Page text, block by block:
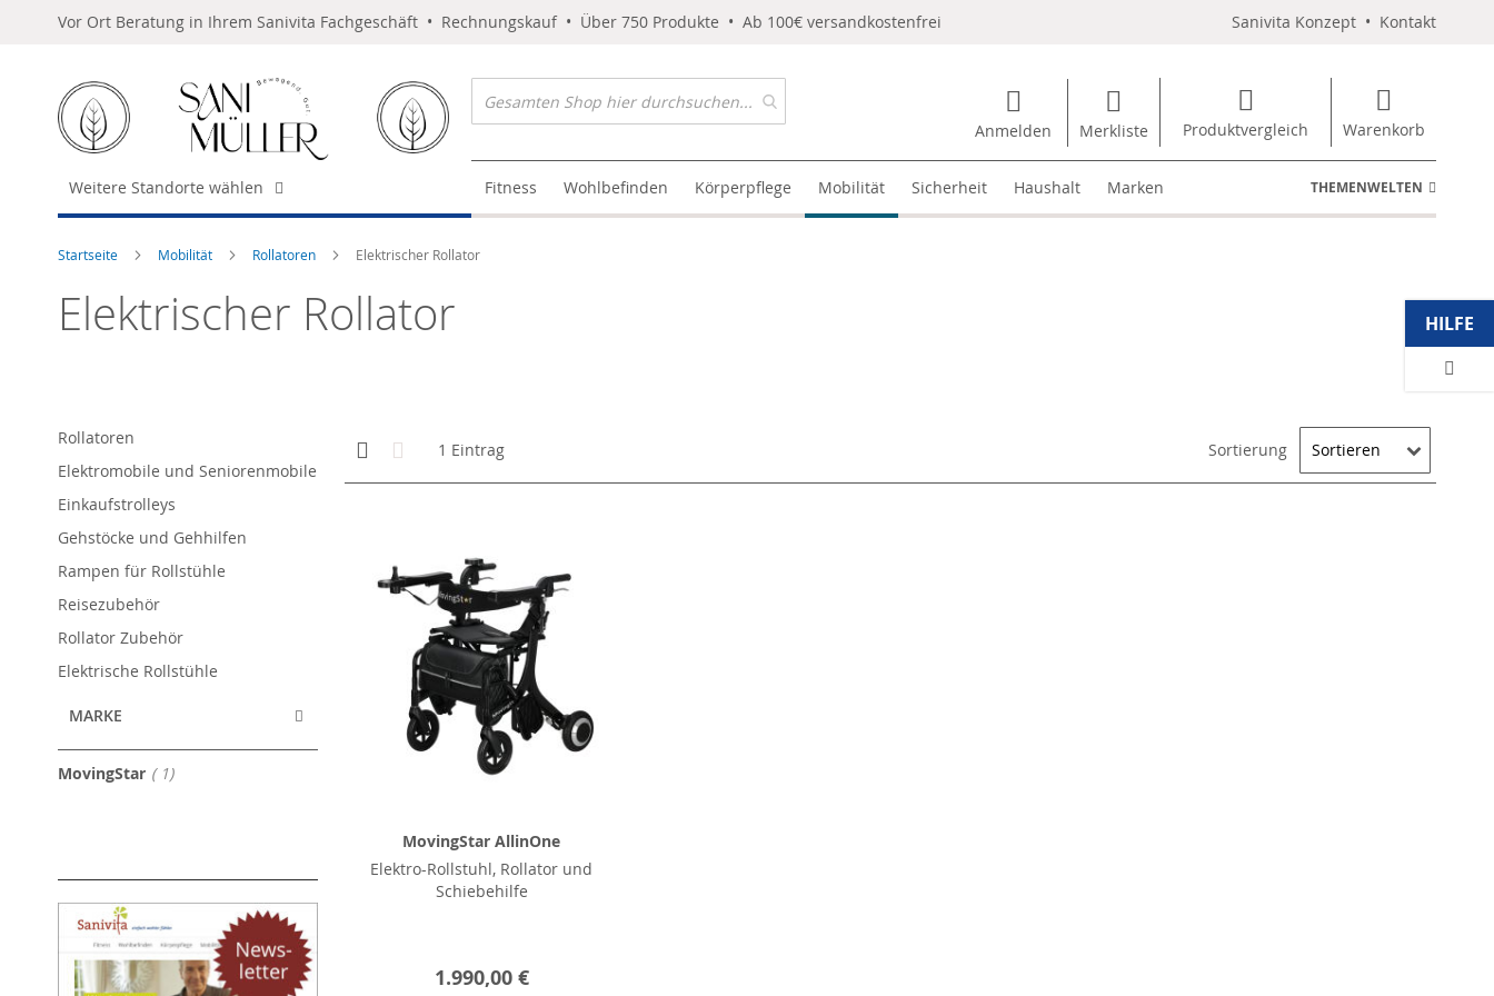
Vor Ort Beratung in Ihrem Sanivita Fachgeschäft • Rechnungskauf • Über 750 Produkte • Ab 100€ versandkostenfrei Sanivita Konzept • Kontakt
Anmelden Merkliste Produktvergleich Warenkorb
Weitere Standorte wählen Fitness Wohlbefinden Körperpflege Mobilität Sicherheit Haushalt Marken THEMENWELTEN
Startseite Mobilität Rollatoren Elektrischer Rollator
Elektrischer Rollator
Anzeigen
als
Kachelansicht
1 Eintrag Sortierung
MovingStar AllinOne
Elektro-Rollstuhl, Rollator und
Schiebehilfe
1.990,00 €
Rollatoren
Elektromobile und Seniorenmobile
Einkaufstrolleys
Gehstöcke und Gehhilfen
Rampen für Rollstühle
Reisezubehör
Rollator Zubehör
Elektrische Rollstühle
MARKE
MovingStar 1Artikel
HILFE